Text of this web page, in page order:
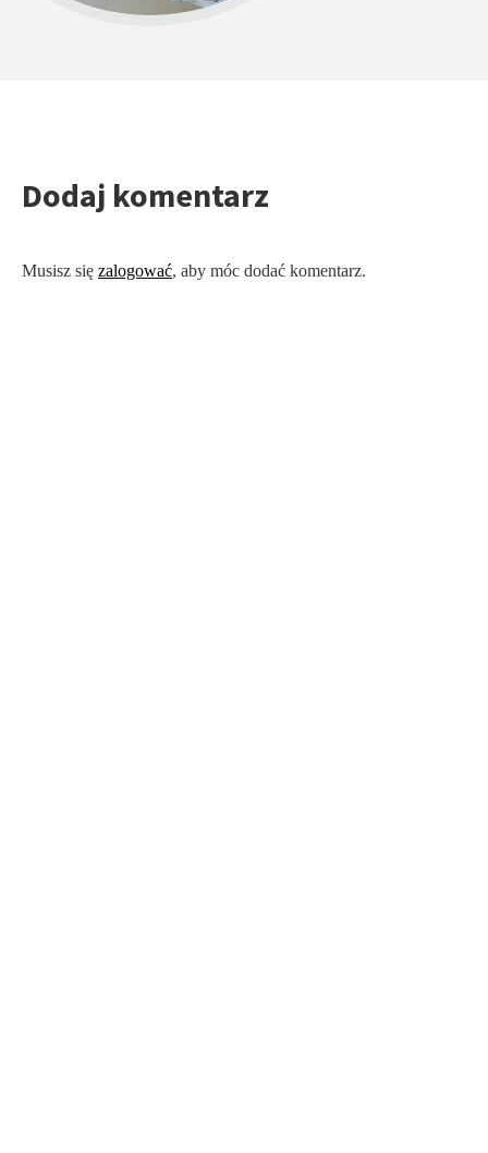
Dodaj komentarz
Musisz się zalogować, aby móc dodać komentarz.